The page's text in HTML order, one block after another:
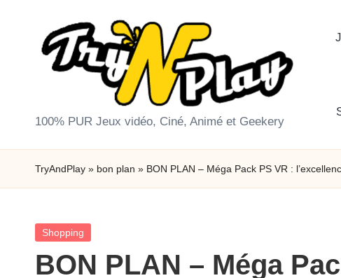
T
r
y
A
n
100% PUR Jeux vidéo, Ciné, Animé et Geekery
TryAndPlay » bon plan » BON PLAN – Méga Pack PS VR :
Posted
Shopping
BON PLAN – Méga